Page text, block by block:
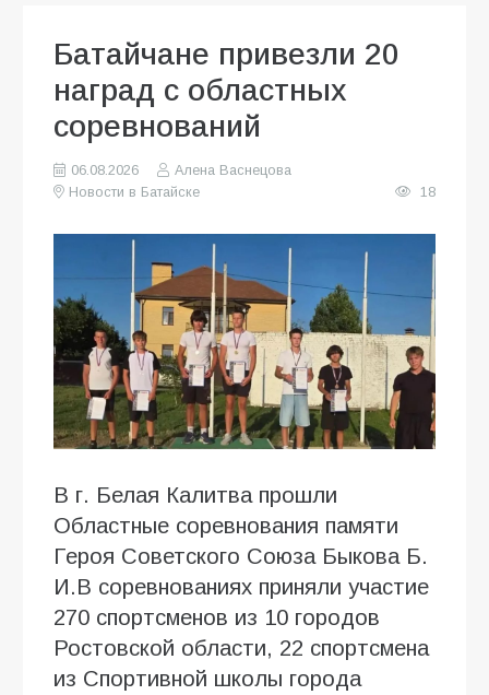
Батайчане привезли 20
наград с областных
соревнований
06.08.2026
Алена Васнецова
Новости в Батайске
18
В г. Белая Калитва прошли
Областные соревнования памяти
Героя Советского Союза Быкова Б.
И.В соревнованиях приняли участие
270 спортсменов из 10 городов
Ростовской области, 22 спортсмена
из Спортивной школы города